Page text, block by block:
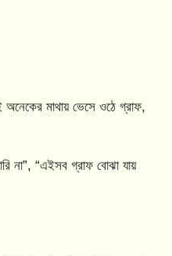
মাথায় ভেসে ওঠে গ্রাফ,
না”, “এইসব গ্রাফ বোঝা যায়